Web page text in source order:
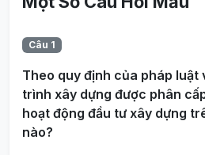
Câu 1
Theo quy định của pháp luật
trình xây dựng được phân
hoạt động đầu tư xây dựng
nào?